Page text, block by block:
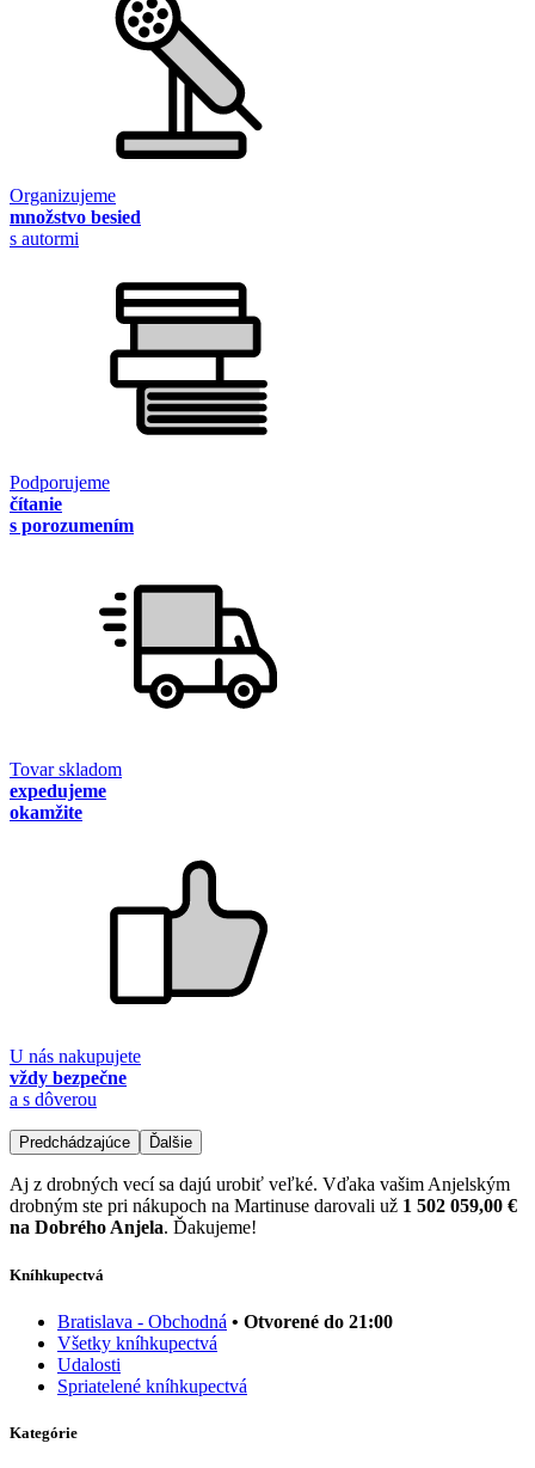
Organizujeme
množstvo besied
s autormi
Podporujeme
čítanie
s porozumením
Tovar skladom
expedujeme
okamžite
U nás nakupujete
vždy bezpečne
a s dôverou
Predchádzajúce Ďalšie
Aj z drobných vecí sa dajú urobiť veľké. Vďaka vašim Anjelským
drobným ste pri nákupoch na Martinuse darovali už 1 502 059,00 €
na Dobrého Anjela. Ďakujeme!
Kníhkupectvá
Bratislava - Obchodná • Otvorené do 21:00
Všetky kníhkupectvá
Udalosti
Spriatelené kníhkupectvá
Kategórie